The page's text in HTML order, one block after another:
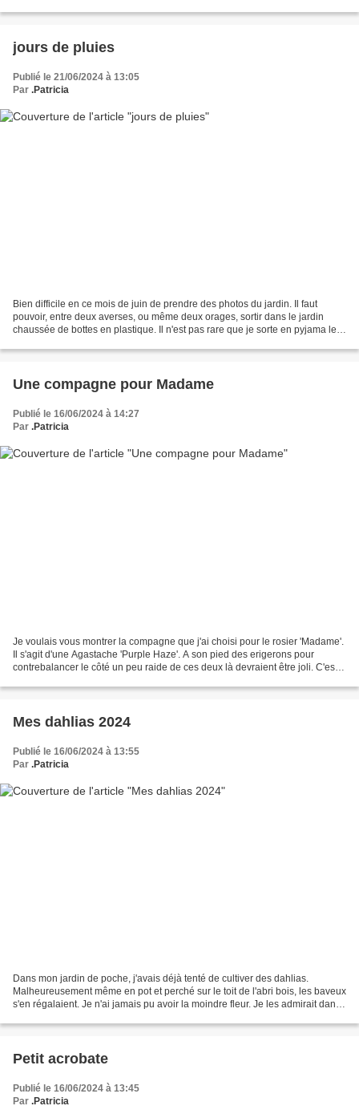
jours de pluies
Publié le 21/06/2024 à 13:05
Par .Patricia
Bien difficile en ce mois de juin de prendre des photos du jardin. Il faut
pouvoir, entre deux averses, ou même deux orages, sortir dans le jardin
chaussée de bottes en plastique. Il n'est pas rare que je sorte en pyjama le
Une compagne pour Madame
Publié le 16/06/2024 à 14:27
Par .Patricia
Je voulais vous montrer la compagne que j'ai choisi pour le rosier 'Madame'.
Il s'agit d'une Agastache 'Purple Haze'. A son pied des erigerons pour
contrebalancer le côté un peu raide de ces deux là devraient être joli. C'est
Mes dahlias 2024
Publié le 16/06/2024 à 13:55
Par .Patricia
Dans mon jardin de poche, j'avais déjà tenté de cultiver des dahlias.
Malheureusement même en pot et perché sur le toit de l'abri bois, les baveux
s'en régalaient. Je n'ai jamais pu avoir la moindre fleur. Je les admirait dans
Petit acrobate
Publié le 16/06/2024 à 13:45
Par .Patricia